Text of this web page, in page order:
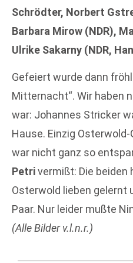
Schrödter, Norbert
Barbara Mirow (NDR),
Ulrike Sakarny (NDR,
Gefeiert wurde dann
Mitternacht“. Wir haben
war: Johannes Stricker
Hause. Einzig
war nicht ganz so
Petrivermißt: Die
Osterwold lieben gelernt
Paar. Nur leider mußte
(Alle Bilder v.l.n.r.)